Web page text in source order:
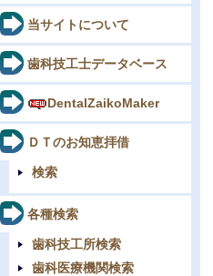
当サイトについて
歯科技工士データベース
DentalZaikoMaker
ＤＴのお知恵拝借
検索
各種検索
歯科技工所検索
歯科医療機関検索